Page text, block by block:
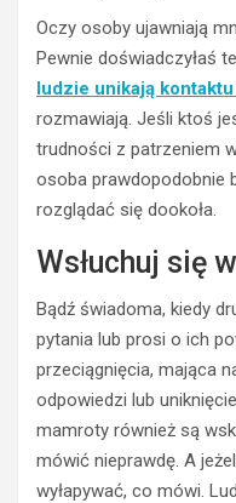
Oczy osoby ujawniają
Pewnie doświadczyłaś
ludzie unikają
rozmawiają. Jeśli ktoś
trudności z patrzeniem
osoba prawdopodobnie
rozglądać się dookoła.
Wsłuchuj się
Bądź świadoma, kiedy
pytania lub prosi o ich
przeciągnięcia, mająca
odpowiedzi lub
mamroty również są
mówić nieprawdę. A
wyłapywać, co mówi.